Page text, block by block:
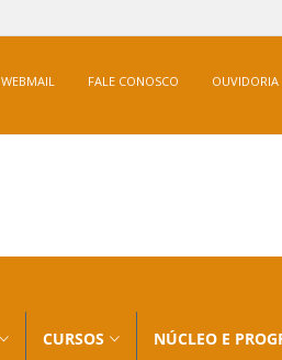
WEBMAIL FALE CONOSCO OUVIDORIA
CURSOS NÚCLEO E